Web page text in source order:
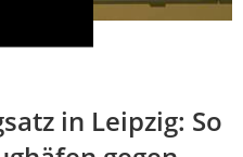
in Leipzig: So